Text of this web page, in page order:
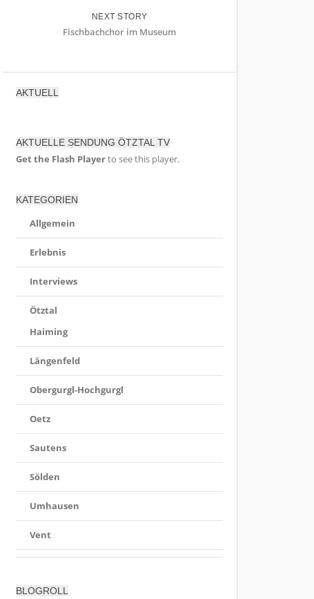
NEXT STORY
Fischbachchor im Museum
AKTUELL
AKTUELLE SENDUNG ÖTZTAL TV
Get the Flash Playerto see this player.
KATEGORIEN
Allgemein
Erlebnis
Interviews
Ötztal
Haiming
Längenfeld
Obergurgl-Hochgurgl
Oetz
Sautens
Sölden
Umhausen
Vent
BLOGROLL